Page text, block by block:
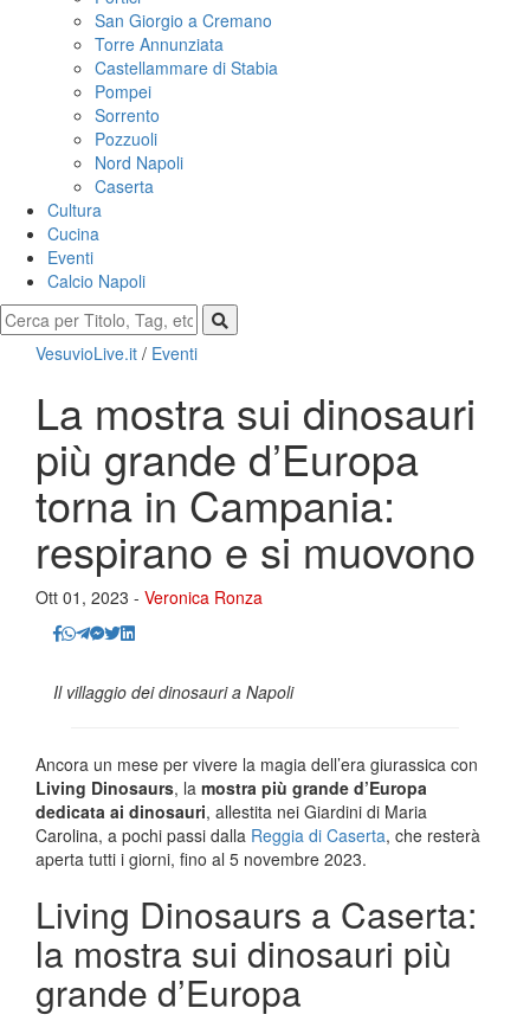
San Giorgio a Cremano
Torre Annunziata
Castellammare di Stabia
Pompei
Sorrento
Pozzuoli
Nord Napoli
Caserta
Cultura
Cucina
Eventi
Calcio Napoli
VesuvioLive.it / Eventi
La mostra sui dinosauri
più grande d’Europa
torna in Campania:
respirano e si muovono
Ott 01, 2023 - Veronica Ronza
Il villaggio dei dinosauri a Napoli
Ancora un mese per vivere la magia dell’era giurassica con
Living Dinosaurs, la mostra più grande d’Europa
dedicata ai dinosauri, allestita nei Giardini di Maria
Carolina, a pochi passi dalla Reggia di Caserta, che resterà
aperta tutti i giorni, fino al 5 novembre 2023.
Living Dinosaurs a Caserta:
la mostra sui dinosauri più
grande d’Europa